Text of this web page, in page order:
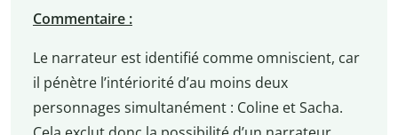
Commentaire :
Le narrateur est identifié comme omniscient, car
il pénètre l’intériorité d’au moins deux
personnages simultanément : Coline et Sacha.